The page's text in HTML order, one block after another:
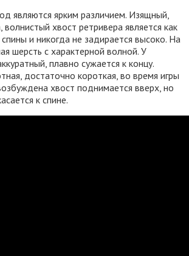
являются ярким различием. Изящный,
хвост ретривера является как
и никогда не задирается высоко. На
шерсть с характерной волной. У
плавно сужается к концу.
достаточно короткая, во время игры
хвост поднимается вверх, но
к спине.